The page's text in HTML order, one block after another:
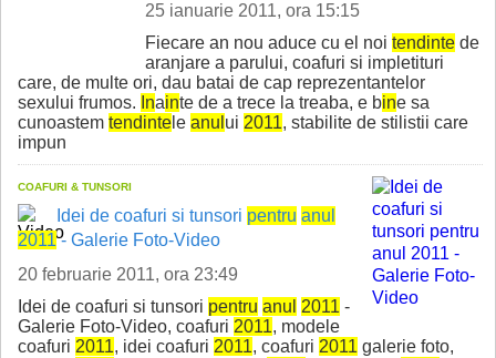
25 ianuarie 2011, ora 15:15
Fiecare an nou aduce cu el noi tendinte de
aranjare a parului, coafuri si impletituri
care, de multe ori, dau batai de cap reprezentantelor
sexului frumos. Inainte de a trece la treaba, e bine sa
cunoastem tendinte le anul ui 2011, stabilite de stilistii care
impun
COAFURI & TUNSORI
Idei de coafuri si tunsori pentru anul
2011- Galerie Foto-Video
20 februarie 2011, ora 23:49
Idei de coafuri si tunsori pentru anul 2011 -
Galerie Foto-Video, coafuri 2011, modele
coafuri 2011, idei coafuri 2011, coafuri 2011 galerie foto,